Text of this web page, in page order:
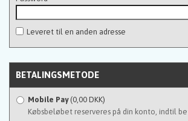
Leveret til en anden adresse
BETALINGSMETODE
Mobile Pay (0,00 DKK)
Købsbeløbet reserveres på din konto, indtil